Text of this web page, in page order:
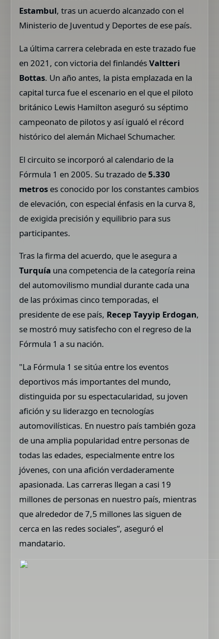
Estambul, tras un acuerdo alcanzado con el
Ministerio de Juventud y Deportes de ese país.
La última carrera celebrada en este trazado fue
en 2021, con victoria del finlandésValtteri
Bottas. Un año antes, la pista emplazada en la
capital turca fue el escenario en el que el piloto
británico Lewis Hamilton aseguró su séptimo
campeonato de pilotos y así igualó el récord
histórico del alemán Michael Schumacher.
El circuito se incorporó al calendario de la
Fórmula 1 en 2005. Su trazado de5.330
metros es conocido por los constantes cambios
de elevación, con especial énfasis en la curva 8,
de exigida precisión y equilibrio para sus
participantes.
Tras la firma del acuerdo, que le asegura a
Turquía una competencia de la categoría reina
del automovilismo mundial durante cada una
de las próximas cinco temporadas, el
presidente de ese país, Recep Tayyip Erdogan,
se mostró muy satisfecho con el regreso de la
Fórmula 1 a su nación.
"La Fórmula 1 se sitúa entre los eventos
deportivos más importantes del mundo,
distinguida por su espectacularidad, su joven
afición y su liderazgo en tecnologías
automovilísticas. En nuestro país también goza
de una amplia popularidad entre personas de
todas las edades, especialmente entre los
jóvenes, con una afición verdaderamente
apasionada. Las carreras llegan a casi 19
millones de personas en nuestro país, mientras
que alrededor de 7,5 millones las siguen de
cerca en las redes sociales”, aseguró el
mandatario.